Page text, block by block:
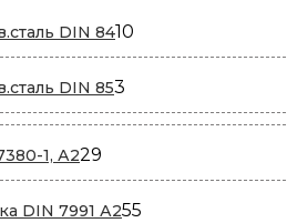
DIN 8410
товаров
DIN 853
товара
1, А229
товаров
DIN 7991 А255